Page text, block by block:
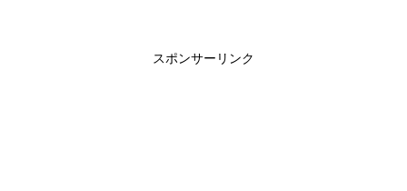
スポンサーリンク